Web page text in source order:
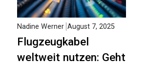
Flugzeugkabel
weltweit nutzen: Geht
Nadine Werner August 7, 2025